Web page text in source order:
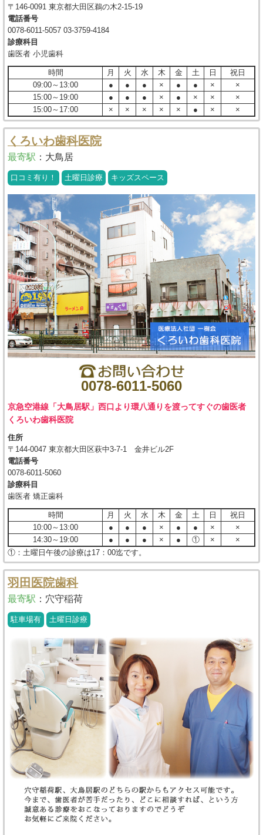
〒146-0091 東京都大田区鵜の木2-15-19
電話番号
0078-6011-5057 03-3759-4184
診療科目
歯医者 小児歯科
時間 月 火 水 木 金 土 日
祝日
09:00～13:00
● ● ● × ● ● ×
×
15:00～19:00
● ● ● × ● × ×
×
15:00～17:00
× × × × × ● × ×
くろいわ歯科医院
最寄駅 ： 大鳥居
口コミ有り！ 土曜日診療 キッズスペース
0078-6011-5060
京急空港線「大鳥居駅」西口より環八通りを渡ってすぐの歯医者
くろいわ歯科医院
住所
〒144-0047 東京都大田区萩中3-7-1 金井ビル2F
電話番号
0078-6011-5060
診療科目
歯医者 矯正歯科
時間 月 火 水 木 金 土 日
祝日
10:00～13:00
● ● ● × ● ● ×
×
14:30～19:00
● ● ● × ● ① ×
×
①：土曜日午後の診療は17：00迄です。
羽田医院歯科
最寄駅 ： 穴守稲荷
駐車場有 土曜日診療